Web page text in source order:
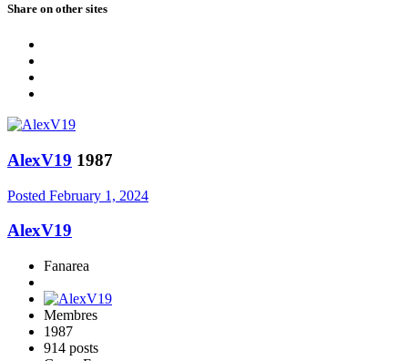
Share on other sites
AlexV19 1987
Posted February 1, 2024
AlexV19
Fanarea
Membres
1987
914 posts